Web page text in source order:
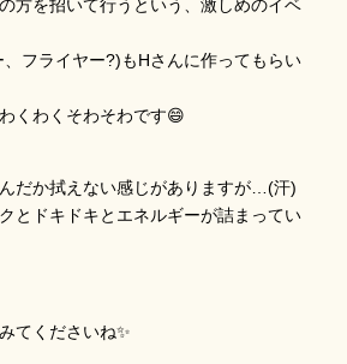
方を招いて行うという、激しめのイベ
フライヤー?)もHさんに作ってもらい
くわくそわそわです😄
だか拭えない感じがありますが…(汗)
とドキドキとエネルギーが詰まってい
てくださいね✨